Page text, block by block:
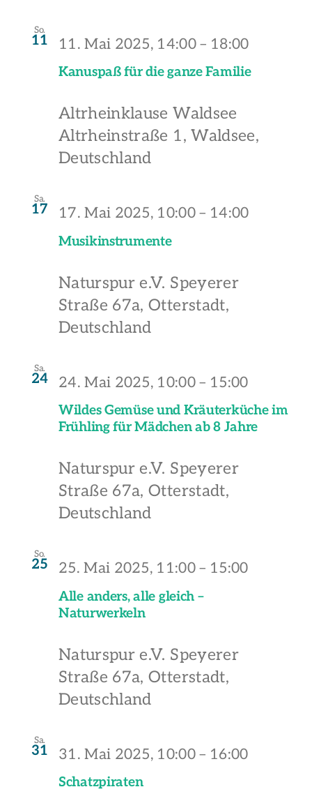
So.
11
Kanuspaß für die ganze Familie
11. Mai 2025, 14:00 – 18:00
Altrheinklause Waldsee
Altrheinstraße 1, Waldsee,
Deutschland
Sa.
17
Musikinstrumente
17. Mai 2025, 10:00 – 14:00
Naturspur e.V. Speyerer
Straße 67a, Otterstadt,
Deutschland
Sa.
24
Wildes Gemüse und Kräuterküche im
Frühling für Mädchen ab 8 Jahre
24. Mai 2025, 10:00 – 15:00
Naturspur e.V. Speyerer
Straße 67a, Otterstadt,
Deutschland
So.
25
Alle anders, alle gleich –
Naturwerkeln
25. Mai 2025, 11:00 – 15:00
Naturspur e.V. Speyerer
Straße 67a, Otterstadt,
Deutschland
Sa.
31
Schatzpiraten
31. Mai 2025, 10:00 – 16:00